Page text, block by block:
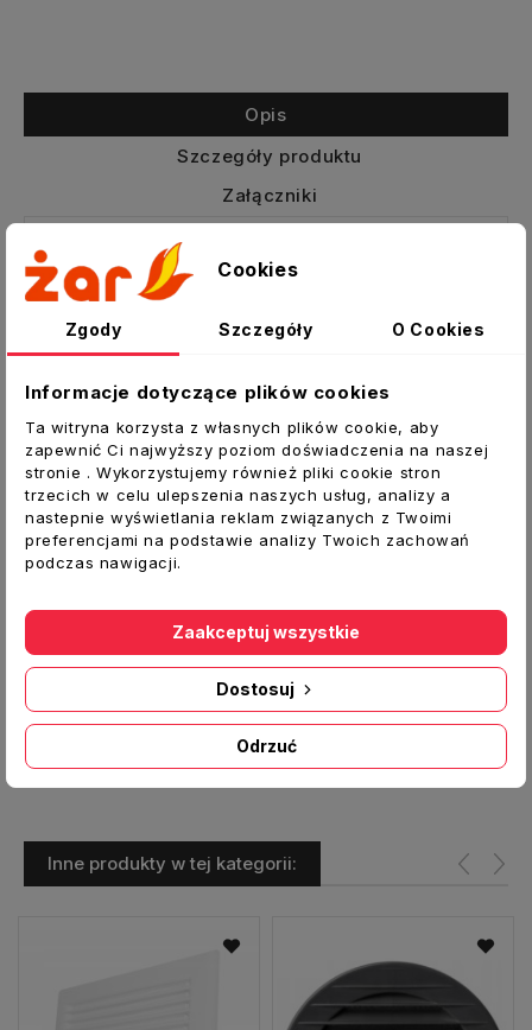
Opis
Szczegóły produktu
Załączniki
Kratka wentylacyjna okrągła z siatką i dużym
kołnierzem
Zastosowanie
pomieszczeń
Do montażu ściennego
Jako element systemu wentylacyjnego lub
kratka grawitacyjna
Dane techniczne:
Typ:Kratka okrągła
: biały
Średnica [mm]:125
Średnica kołnierza [mm]:
Średnica zewnętrzna [mm]:165
Inne produkty w tej kategorii:
Cookies
Zgody Szczegóły O Cookies
Informacje dotyczące plików cookies
Ta witryna korzysta z własnych plików cookie, aby
zapewnić Ci najwyższy poziom doświadczenia na naszej
stronie . Wykorzystujemy również pliki cookie stron
trzecich w celu ulepszenia naszych usług, analizy a
nastepnie wyświetlania reklam związanych z Twoimi
preferencjami na podstawie analizy Twoich zachowań
podczas nawigacji.
Odrzuć
Dostosuj
Zaakceptuj wszystkie